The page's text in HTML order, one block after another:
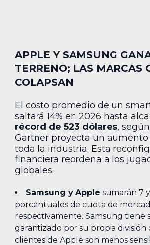
APPLE Y SAMSUNG
TERRENO; LAS MARCAS
COLAPSAN
El costo promedio de un
saltará 14% en 2026 hasta
récord de 523 dólares,
Gartner proyecta un aumento
toda la industria. Esta
financiera reordena a los
globales:
Samsung y Apple sumarán 7
porcentuales de cuota de
respectivamente. Samsung tiene
garantizado por su propia división
clientes de Apple son menos